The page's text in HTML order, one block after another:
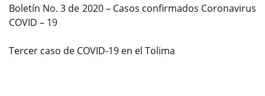
Boletín No. 3 de 2020 – Casos confirmados Coronavirus
COVID – 19
Tercer caso de COVID-19 en el Tolima